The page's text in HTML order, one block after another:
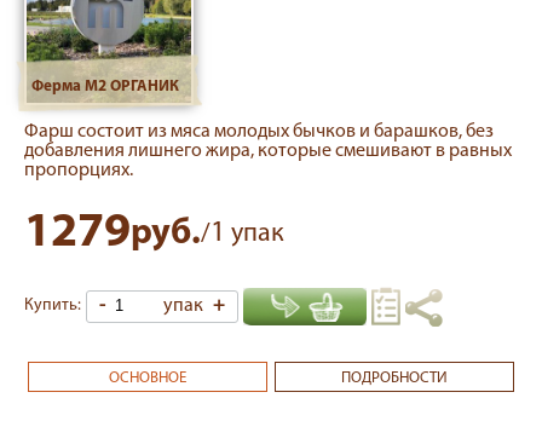
Ферма М2 ОРГАНИК
Фарш состоит из мяса молодых бычков и барашков, без
добавления лишнего жира, которые смешивают в равных
пропорциях.
1279руб./1 упак
Купить: - упак +
ОСНОВНОЕ ПОДРОБНОСТИ